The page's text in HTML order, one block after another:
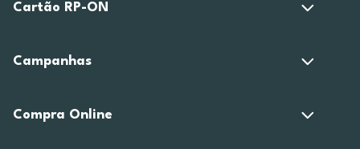
Cartão RP-ON
Campanhas
Compra Online